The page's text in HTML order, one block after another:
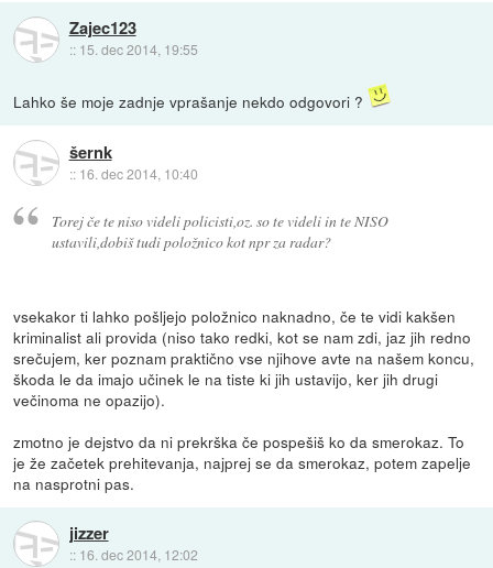
Zajec123
:: 15. dec 2014, 19:55
Lahko še moje zadnje vprašanje nekdo odgovori ?
šernk
:: 16. dec 2014, 10:40
Torej če te niso videli policisti,oz. so te videli in te NISO
ustavili,dobiš tudi položnico kot npr za radar?
vsekakor ti lahko pošljejo položnico naknadno, če te vidi kakšen
kriminalist ali provida (niso tako redki, kot se nam zdi, jaz jih redno
srečujem, ker poznam praktično vse njihove avte na našem koncu,
škoda le da imajo učinek le na tiste ki jih ustavijo, ker jih drugi
večinoma ne opazijo).
zmotno je dejstvo da ni prekrška če pospešiš ko da smerokaz. To
je že začetek prehitevanja, najprej se da smerokaz, potem zapelje
na nasprotni pas.
jizzer
:: 16. dec 2014, 12:02